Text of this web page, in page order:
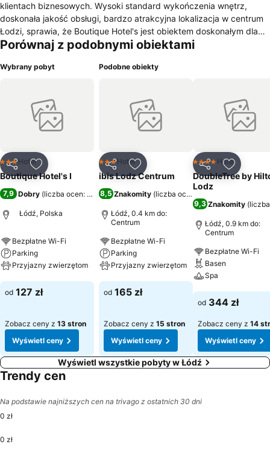
klientach biznesowych. Wysoki standard wykończenia wnętrz,
doskonała jakość obsługi, bardzo atrakcyjna lokalizacja w centrum
Łodzi, sprawia, że Boutique Hotel's jest obiektem doskonałym dla
osób podróżujących służbowo. W każdym pokoju jest udostępnione
znajduje się ekspres z darmową kawą, herbatą i czekoladą. Każdy
śniadanie podawane w formie eleganckiego bufetu szwedzkiego.
Boutique Hotel's przy Milionowej dysponuje własnym parkingiem,
który tak samo, jak cały obiekt jest całodobowo monitorowany.
realizacja życzeń Gości Boutique Hotel’s.
Porównaj z podobnymi obiektami
Wybrany pobyt
UdostępnijDodaj do ulubionych
3 Kategoria
Hotel
Boutique Hotel's I
7,9 Dobry (liczba ocen: 3284)
Łódź, Polska
Bezpłatne Wi-Fi
Parking
Przyjazny zwierzętom
Wyświetl ceny
od 127 zł
Zobacz ceny z 13 stron
Wyświetl ceny
Podobne obiekty
UdostępnijDodaj do ulubionych
3 Kategoria
Hotel
ibis Lodz Centrum
8,5 Znakomity (liczba ocen: 8193
Łódź, 0.4 km do:
Centrum
Bezpłatne Wi-Fi
Parking
Przyjazny zwierzętom
Wyświetl ceny
od 165 zł
Zobacz ceny z 15 stron
Wyświetl ceny
UdostępnijDodaj
4 Kategoria
Hotel
DoubleTree by
Lodz
9,3 Znakomity (
Łódź, 0.9 km do:
Centrum
Bezpłatne Wi-Fi
Basen
Spa
Wyświetl ceny
od 344 zł
Zobacz ceny z 14
Wyświetl ceny
Wyświetl wszystkie pobyty w Łódź
Trendy cen
Na podstawie najniższych cen na trivago z ostatnich 30 dni
0 zł
0 zł